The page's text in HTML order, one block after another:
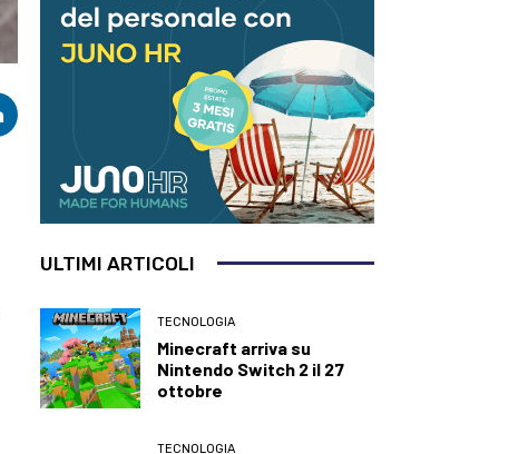
ULTIMI ARTICOLI
TECNOLOGIA
Minecraft arriva su
Nintendo Switch 2 il 27
ottobre
TECNOLOGIA